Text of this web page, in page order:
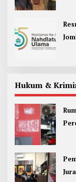
Hukum &